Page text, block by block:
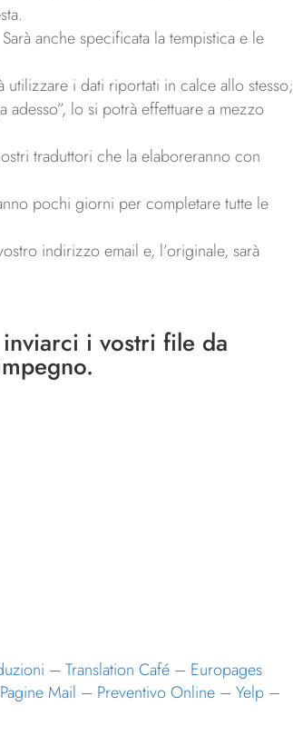
anche specificata la tempistica e le
i dati riportati in calce allo stesso;
lo si potrà effettuare a mezzo
traduttori che la elaboreranno con
pochi giorni per completare tutte le
indirizzo email e, l’originale, sarà
i vostri file da
– Translation Café – Europages
Pagine Mail – Preventivo Online – Yelp –